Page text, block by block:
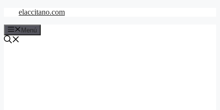
Saltar
contenido
elaccitano.com
Menú